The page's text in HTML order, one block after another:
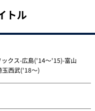
トル
クス-広島('14～'15)-富山
玉西武('18～)